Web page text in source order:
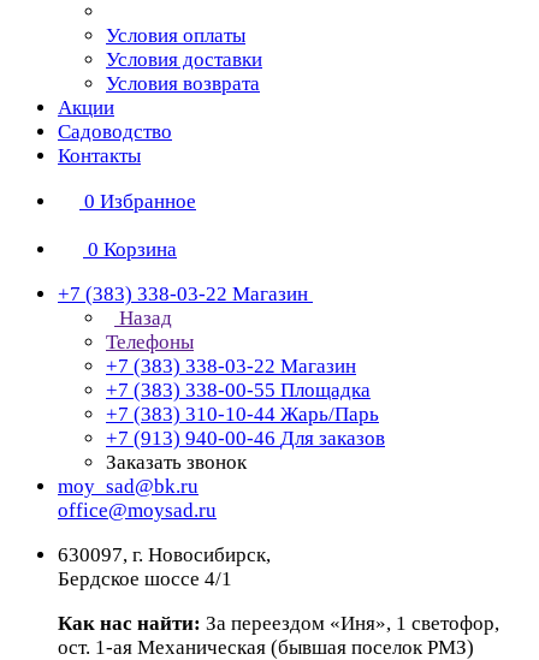
Условия оплаты
Условия доставки
Условия возврата
Акции
Садоводство
Контакты
0 Избранное
0 Корзина
+7 (383) 338-03-22 Магазин
Назад
Телефоны
+7 (383) 338-03-22 Магазин
+7 (383) 338-00-55 Площадка
+7 (383) 310-10-44 Жарь/Парь
+7 (913) 940-00-46 Для заказов
Заказать звонок
moy_sad@bk.ru
office@moysad.ru
630097, г. Новосибирск,
Бердское шоссе 4/1
Как нас найти: За переездом «Иня», 1 светофор,
ост. 1-ая Механическая (бывшая поселок РМЗ)